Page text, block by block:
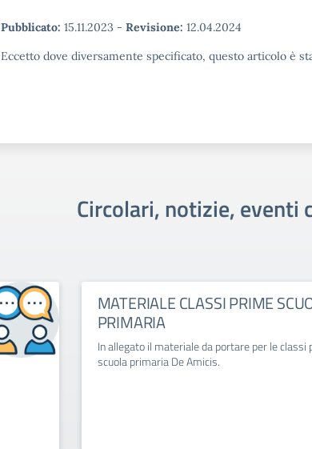
Pubblicato: 15.11.2023 - Revisione: 12.04.2024
Eccetto dove diversamente specificato, questo articolo è
Circolari, notizie, eventi
MATERIALE CLASSI PRIME
PRIMARIA
In allegato il materiale da portare per le classi
scuola primaria De Amicis.